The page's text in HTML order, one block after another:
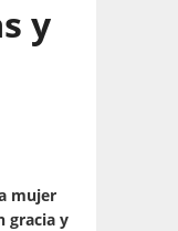
y
mujer
gracia y